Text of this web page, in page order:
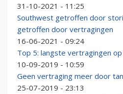
31-10-2021 - 11:25
Southwest getroffen door
getroffen door vertragingen
16-06-2021 - 09:24
Top 5: langste vertragingen
10-09-2019 - 10:59
Geen vertraging meer door
25-07-2019 - 23:13